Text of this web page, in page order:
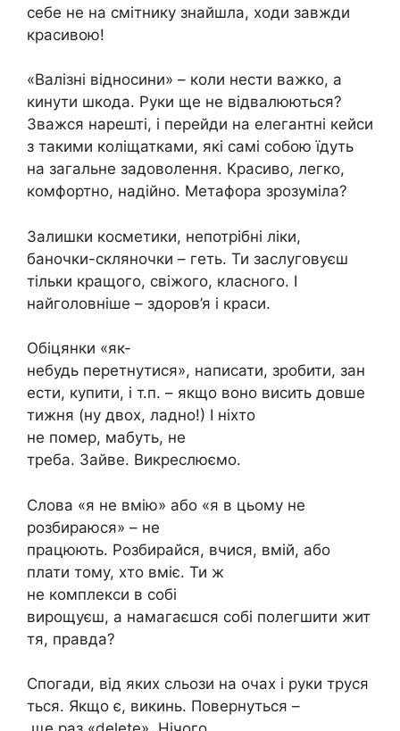
себе не на смітнику знайшла, ходи завжди
красивою!
«Валізні відносини» – коли нести важко, а
кинути шкода. Руки ще не відвалюються?
Зважся нарешті, і перейди на елегантні кейси
з такими коліщатками, які самі собою їдуть
на загальне задоволення. Красиво, легко,
комфортно, надійно. Метафора зрозуміла?
Залишки косметики, непотрібні ліки,
баночки-скляночки – геть. Ти заслуговуєш
тільки кращого, свіжого, класного. І
найголовніше – здоров’я і краси.
Обіцянки «як-
небудь перетнутися», написати, зробити, зан
ести, купити, і т.п. – якщо воно висить довше
тижня (ну двох, ладно!) І ніхто
не помер, мабуть, не
треба. Зайве. Викреслюємо.
Слова «я не вмію» або «я в цьому не
розбираюся» – не
працюють. Розбирайся, вчися, вмій, або
плати тому, хто вміє. Ти ж
не комплекси в собі
вирощуєш, а намагаєшся собі полегшити жит
тя, правда?
Спогади, від яких сльози на очах і руки труся
ться. Якщо є, викинь. Повернуться –